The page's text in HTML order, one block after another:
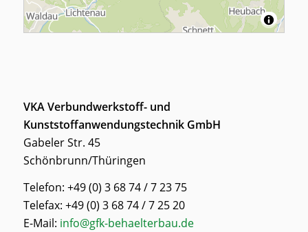
VKA Verbundwerkstoff- und
Kunststoffanwendungstechnik GmbH
Gabeler Str. 45
Schönbrunn/Thüringen
Telefon: +49 (0) 3 68 74 / 7 23 75
Telefax: +49 (0) 3 68 74 / 7 25 20
E-Mail: info@gfk-behaelterbau.de